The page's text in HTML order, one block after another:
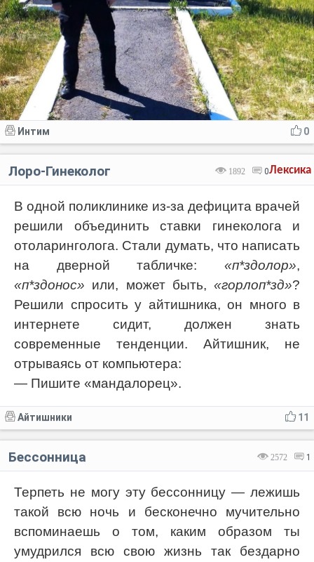
0
Интим
Лексика
1892 0
Лоро-Гинеколог
В одной поликлинике из-за дефицита врачей
решили объединить ставки гинеколога и
отоларинголога. Стали думать, что написать
на дверной табличке: «п*здолор»,
«п*здонос» или, может быть, «горлоп*зд»?
Решили спросить у айтишника, он много в
интернете сидит, должен знать
современные тенденции. Айтишник, не
отрываясь от компьютера:
— Пишите «мандалорец».
11
Айтишники
2572 1
Бессонница
Терпеть не могу эту бессонницу — лежишь
такой всю ночь и бесконечно мучительно
вспоминаешь о том, каким образом ты
умудрился всю свою жизнь так бездарно